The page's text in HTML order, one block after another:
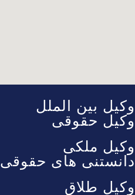
وکیل بین الملل
وکیل حقوقی
وکیل ملکی
دانستنی های حقوقی
وکیل طلاق